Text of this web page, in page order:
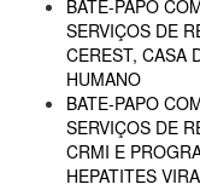
BATE-PAPO
SERVIÇOS DE
CEREST, CASA
HUMANO
BATE-PAPO
SERVIÇOS DE
CRMI E
HEPATITES